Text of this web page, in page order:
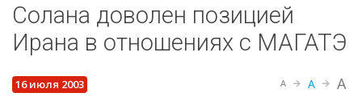
Солана доволен позицией
Ирана в отношениях с МАГАТЭ
16 июля 2003 A A A